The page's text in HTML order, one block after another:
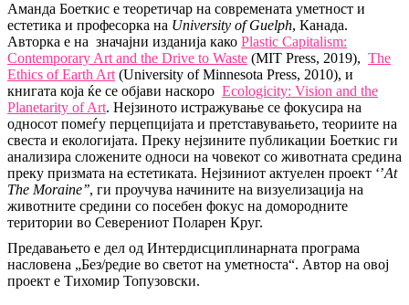
Аманда Боеткис е теоретичар на современата уметност и
естетика и професорка на University of Guelph, Канада.
Авторка е на значајни изданија како Plastic Capitalism:
Contemporary Art and the Drive to Waste (MIT Press, 2019), The
Ethics of Earth Art (University of Minnesota Press, 2010), и
книгата која ќе се објави наскоро Ecologicity: Vision and the
Planetarity of Art. Нејзиното истражување се фокусира на
односот помеѓу перцепцијата и претставувањето, теориите на
свеста и екологијата. Преку нејзините публикации Боеткис ги
анализира сложените односи на човекот со животната средина
преку призмата на естетиката. Нејзиниот актуелен проект ‘’At
The Moraine’’, ги проучува начините на визуелизација на
животните средини со посебен фокус на домородните
територии во Северениот Поларен Круг.
Предавањето е дел од Интердисциплинарната програма
насловена „Без/редие во светот на уметноста“. Автор на овој
проект е Тихомир Топузовски.